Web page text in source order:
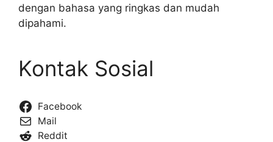
dengan bahasa yang ringkas dan mudah
dipahami.
Kontak Sosial
Facebook
Mail
Reddit